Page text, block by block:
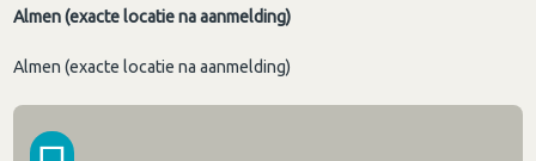
Almen (exacte locatie na aanmelding)
Almen (exacte locatie na aanmelding)